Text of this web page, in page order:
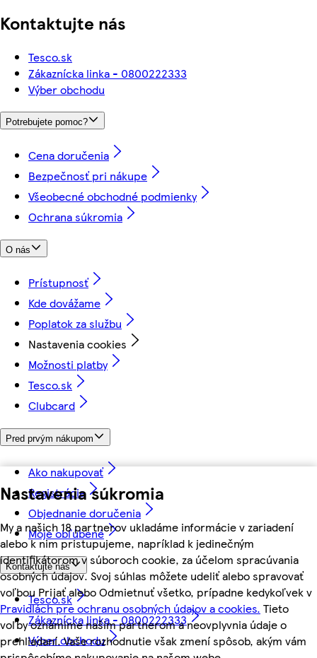
Nastavenia súkromia
My a našich 18 partnerov ukladáme informácie v zariadení
alebo k nim pristupujeme, napríklad k jedinečným
identifikátorom v súboroch cookie, za účelom spracúvania
osobných údajov. Svoj súhlas môžete udeliť alebo spravovať
voľbou Prijať alebo Odmietnuť všetko, prípadne kedykoľvek v
Pravidlách pre ochranu osobných údajov a cookies. Tieto
voľby oznámime našim partnerom a neovplyvnia údaje o
prehliadaní. Vaše rozhodnutie však zmení spôsob, akým vám
Kontaktujte nás
Tesco.sk
Zákaznícka linka - 0800222333
Výber obchodu
Potrebujete pomoc?
Cena doručenia
Bezpečnosť pri nákupe
Všeobecné obchodné podmienky
Ochrana súkromia
O nás
Prístupnosť
Kde dovážame
Poplatok za službu
Nastavenia cookies
Možnosti platby
Tesco.sk
Clubcard
Pred prvým nákupom
Ako nakupovať
Registrácia
Objednanie doručenia
Moje obľúbené
Kontaktujte nás
Tesco.sk
Zákaznícka linka - 0800222333
Výber obchodu